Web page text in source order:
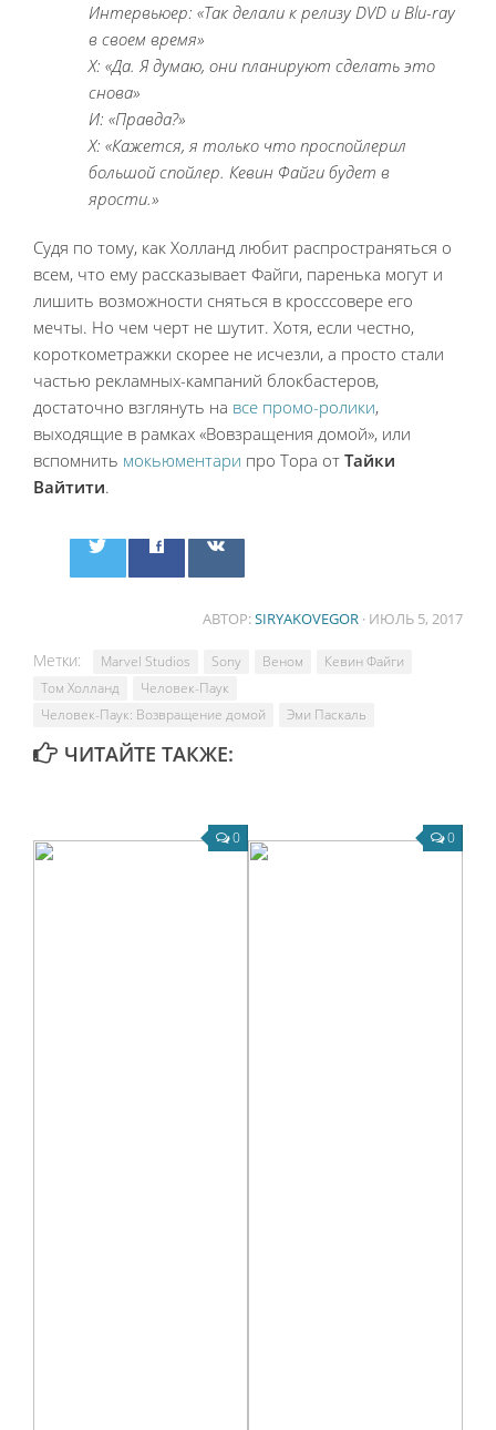
Интервьюер: «Так делали к релизу DVD и Blu-ray
в своем время»
Х: «Да. Я думаю, они планируют сделать это
снова»
И: «Правда?»
Х: «Кажется, я только что проспойлерил
большой спойлер. Кевин Файги будет в
ярости.»
Судя по тому, как Холланд любит распространяться о
всем, что ему рассказывает Файги, паренька могут и
лишить возможности сняться в кросссовере его
мечты. Но чем черт не шутит. Хотя, если честно,
короткометражки скорее не исчезли, а просто стали
частью рекламных-кампаний блокбастеров,
достаточно взглянуть на все промо-ролики,
выходящие в рамках «Вовзращения домой», или
вспомнить мокьюментари про Тора от Тайки
Вайтити.
АВТОР:SIRYAKOVEGOR · ИЮЛЬ 5, 2017
Метки: Marvel Studios Sony Веном
Кевин Файги
Том Холланд
Человек-Паук
Человек-Паук: Возвращение домой
Эми Паскаль
ЧИТАЙТЕ ТАКЖЕ:
0 0